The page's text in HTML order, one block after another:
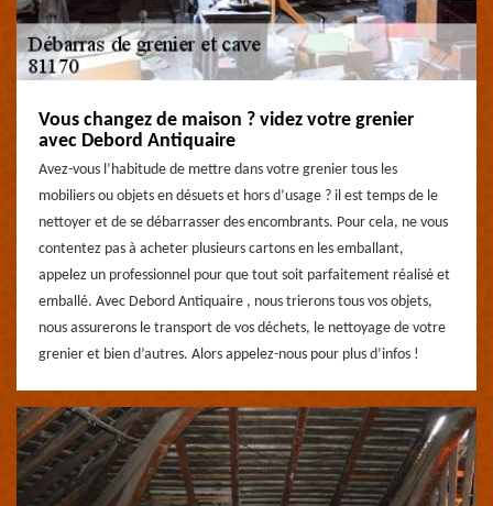
Vous changez de maison ? videz votre grenier
avec Debord Antiquaire
Avez-vous l’habitude de mettre dans votre grenier tous les
mobiliers ou objets en désuets et hors d’usage ? il est temps de le
nettoyer et de se débarrasser des encombrants. Pour cela, ne vous
contentez pas à acheter plusieurs cartons en les emballant,
appelez un professionnel pour que tout soit parfaitement réalisé et
emballé. Avec Debord Antiquaire , nous trierons tous vos objets,
nous assurerons le transport de vos déchets, le nettoyage de votre
grenier et bien d’autres. Alors appelez-nous pour plus d’infos !